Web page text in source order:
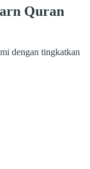
Quran
dengan tingkatkan